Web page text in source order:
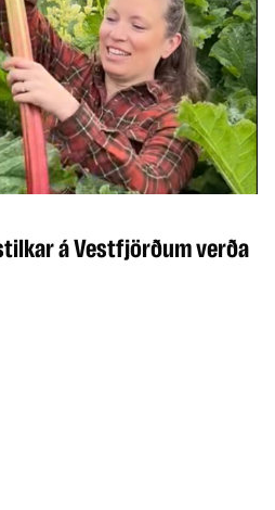
á Vestfjörðum verða